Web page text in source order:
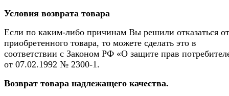
Условия возврата товара
Если по каким-либо причинам Вы решили отказаться от
приобретенного товара, то можете сделать это в
соответствии с Законом РФ «О защите прав
от 07.02.1992 № 2300-1.
Возврат товара надлежащего качества.